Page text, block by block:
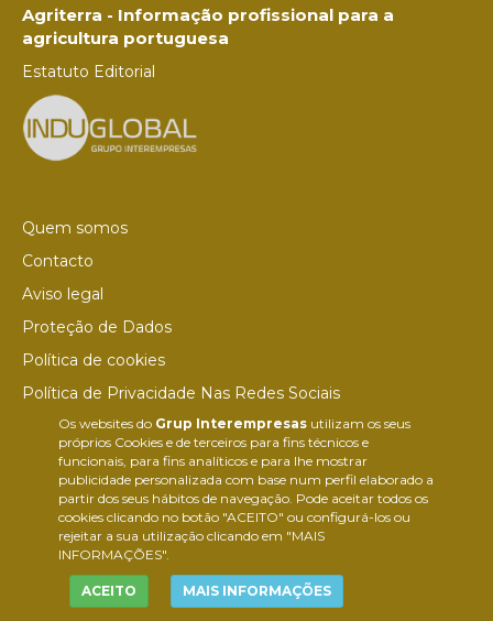
Os websites do Grup Interempresasutilizam os seus
próprios Cookies e de terceiros para fins técnicos e
funcionais, para fins analíticos e para lhe mostrar
publicidade personalizada com base num perfil elaborado a
partir dos seus hábitos de navegação. Pode aceitar todos os
cookies clicando no botão "ACEITO" ou configurá-los ou
rejeitar a sua utilização clicando em "MAIS
INFORMAÇÕES".
ACEITO MAIS INFORMAÇÕES
Agriterra - Informação profissional para a
agricultura portuguesa
Estatuto Editorial
Quem somos
Contacto
Aviso legal
Proteção de Dados
Política de cookies
Política de Privacidade Nas Redes Sociais
Canal de denúncias
Colaborações editoriais